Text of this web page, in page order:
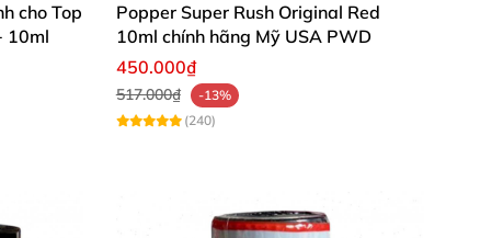
cho Top
10ml
Popper Super Rush Original Red
10ml chính hãng Mỹ USA PWD
450.000₫
517.000₫
-13%
(240)